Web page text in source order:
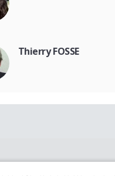
Thierry FOSSE